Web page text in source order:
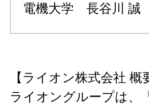
電機大学 長谷川 誠
【ライオン株式会社 概
ライオングループは、